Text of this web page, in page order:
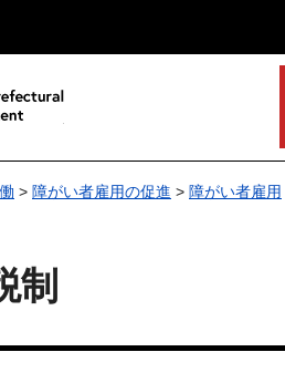
> 障がい者雇用の促進 > 障がい者雇用
制